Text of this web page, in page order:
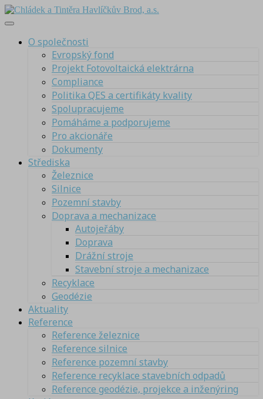
O společnosti
Evropský fond
Projekt Fotovoltaická elektrárna
Compliance
Politika QES a certifikáty kvality
Spolupracujeme
Pomáháme a podporujeme
Pro akcionáře
Dokumenty
Střediska
Železnice
Silnice
Pozemní stavby
Doprava a mechanizace
Autojeřáby
Doprava
Drážní stroje
Stavební stroje a mechanizace
Recyklace
Geodézie
Aktuality
Reference
Reference železnice
Reference silnice
Reference pozemní stavby
Reference recyklace stavebních odpadů
Reference geodézie, projekce a inženýring